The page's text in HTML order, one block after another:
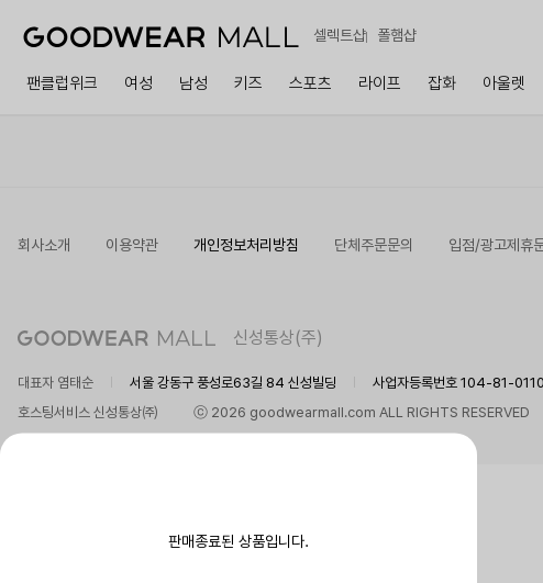
셀렉트샵 폴햄샵
팬클럽위크 여성 남성 키즈 스포츠 라이프 잡화 아울렛
판매종료된 상품입니다.
회사소개 이용약관 개인정보처리방침 단체주문문의 입점/광고제휴
신성통상(주)
대표자 염태순 서울 강동구 풍성로63길 84 신성빌딩 사업자등록번호 104-81-
호스팅서비스 신성통상㈜
ⓒ 2026 goodwearmall.com ALL RIGHTS RESERVED